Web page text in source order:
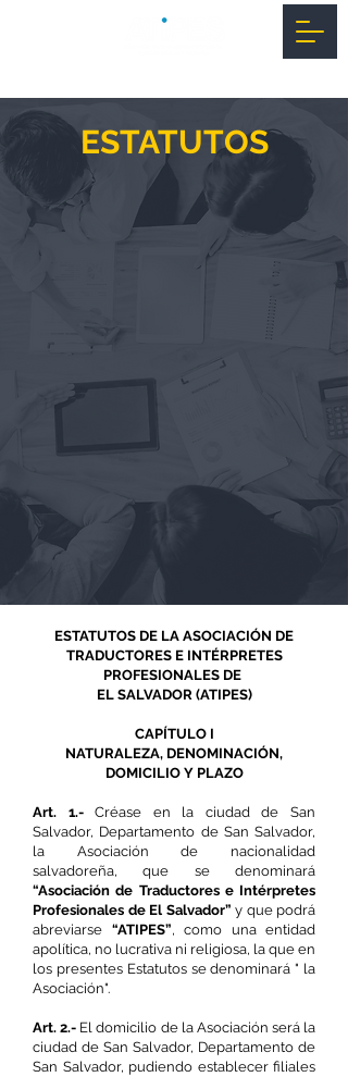
ESTATUTOS
ESTATUTOS DE LA ASOCIACIÓN DE
TRADUCTORES E INTÉRPRETES
PROFESIONALES DE
EL SALVADOR (ATIPES)
CAPÍTULO I
NATURALEZA, DENOMINACIÓN,
DOMICILIO Y PLAZO
Art. 1.-Créase en la ciudad de San
Salvador, Departamento de San Salvador,
la Asociación de nacionalidad
salvadoreña, que se denominará
“Asociación de Traductores e Intérpretes
Profesionales de El Salvador” y que podrá
abreviarse “ATIPES”, como una entidad
apolítica, no lucrativa ni religiosa, la que en
los presentes Estatutos se denominará " la
Asociación".
Art. 2.- El domicilio de la Asociación será la
ciudad de San Salvador, Departamento de
San Salvador, pudiendo establecer filiales